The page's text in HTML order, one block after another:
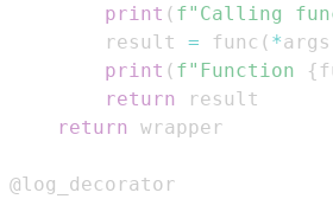
print ( f"Calling
        result
= func ( *args
print ( f"Function {
return
return
@log_decorator